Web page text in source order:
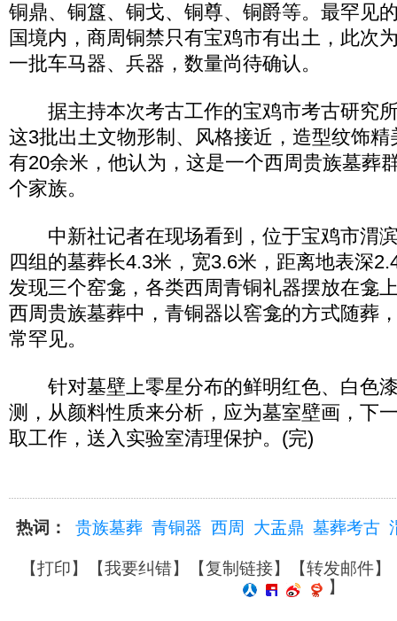
铜鼎、铜簋、铜戈、铜尊、铜爵等。最罕见
国境内，商周铜禁只有宝鸡市有出土，此次
一批车马器、兵器，数量尚待确认。
据主持本次考古工作的宝鸡市考古研究
这3批出土文物形制、风格接近，造型纹饰
有20余米，他认为，这是一个西周贵族墓葬
个家族。
中新社记者在现场看到，位于宝鸡市渭
四组的墓葬长4.3米，宽3.6米，距离地表深
发现三个窑龛，各类西周青铜礼器摆放在龛
西周贵族墓葬中，青铜器以窖龛的方式随葬
常罕见。
针对墓壁上零星分布的鲜明红色、白色
测，从颜料性质来分析，应为墓室壁画，下
取工作，送入实验室清理保护。(完)
热词： 贵族墓葬 青铜器 西周 大盂鼎 墓葬考古
【打印】【我要纠错】【复制链接】【转发邮件】
】